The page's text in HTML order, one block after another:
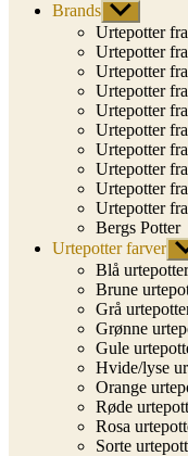
Brands Vis
undermenu
Urtepotter
Urtepotter
Urtepotter
Urtepotter
Urtepotter
Urtepotter
Urtepotter
Urtepotter
Urtepotter
Urtepotter
Bergs Potter
Urtepotter farver
Blå urtepotter
Brune
Grå
Grønne
Gule
Hvide/lyse
Orange
Røde
Rosa
Sorte